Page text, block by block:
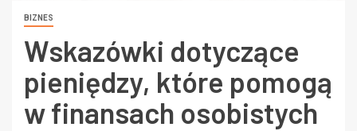
BIZNES
Wskazówki dotyczące
pieniędzy, które pomogą
w finansach osobistych